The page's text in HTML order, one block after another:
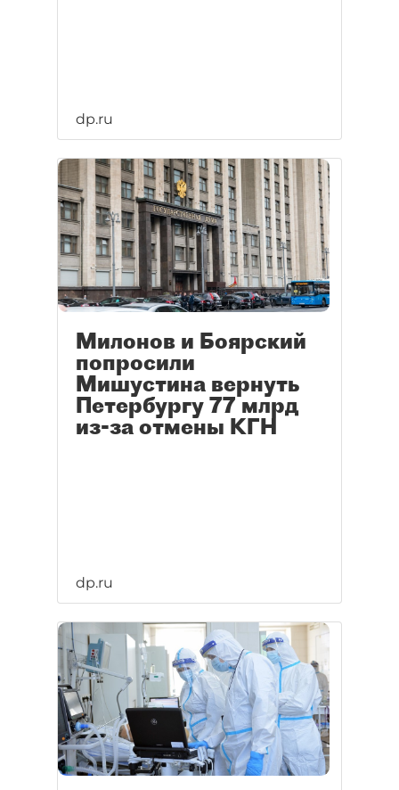
dp.ru
Милонов и Боярский
попросили
Мишустина вернуть
Петербургу 77 млрд
из-за отмены КГН
dp.ru